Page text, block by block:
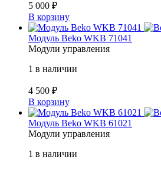
5 000 ₽
В корзину
Модуль Beko WKB 71041
Модули управления
1 в наличии
4 500 ₽
В корзину
Модуль Beko WKB 61021
Модули управления
1 в наличии